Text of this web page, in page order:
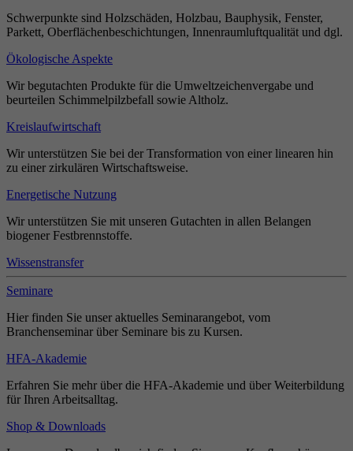
Schwerpunkte sind Holzschäden, Holzbau, Bauphysik, Fenster,
Parkett, Oberflächenbeschichtungen, Innenraumluftqualität und dgl.
Ökologische Aspekte
Wir begutachten Produkte für die Umweltzeichenvergabe und
beurteilen Schimmelpilzbefall sowie Altholz.
Kreislaufwirtschaft
Wir unterstützen Sie bei der Transformation von einer linearen hin
zu einer zirkulären Wirtschaftsweise.
Energetische Nutzung
Wir unterstützen Sie mit unseren Gutachten in allen Belangen
biogener Festbrennstoffe.
Wissenstransfer
Seminare
Hier finden Sie unser aktuelles Seminarangebot, vom
Branchenseminar über Seminare bis zu Kursen.
HFA-Akademie
Erfahren Sie mehr über die HFA-Akademie und über Weiterbildung
für Ihren Arbeitsalltag.
Shop & Downloads